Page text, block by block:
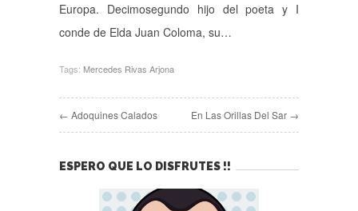
Europa. Decimosegundo hijo del poeta y I
conde de Elda Juan Coloma, su…
Tags: Mercedes Rivas Arjona
← Adoquines Calados En Las Orillas Del Sar →
ESPERO QUE LO DISFRUTES !!